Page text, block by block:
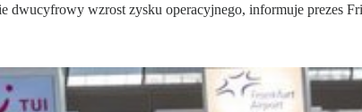
wzrost zysku operacyjnego, informuje prezes